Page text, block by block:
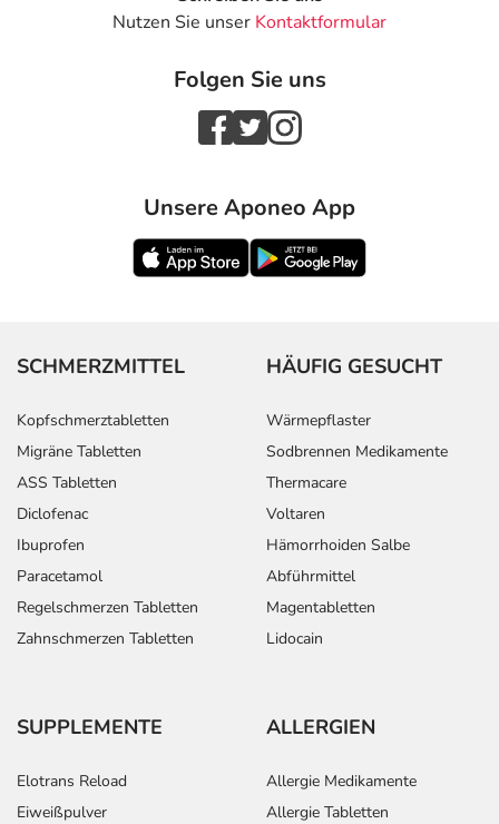
Nutzen Sie unser Kontaktformular
Folgen Sie uns
Unsere Aponeo App
SCHMERZMITTEL
Kopfschmerztabletten
Migräne Tabletten
ASS Tabletten
Diclofenac
Ibuprofen
Paracetamol
Regelschmerzen Tabletten
Zahnschmerzen Tabletten
HÄUFIG GESUCHT
Wärmepflaster
Sodbrennen Medikamente
Thermacare
Voltaren
Hämorrhoiden Salbe
Abführmittel
Magentabletten
Lidocain
SUPPLEMENTE
Elotrans Reload
Eiweißpulver
ALLERGIEN
Allergie Medikamente
Allergie Tabletten